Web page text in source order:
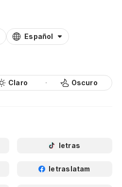
Español
Claro Oscuro
letras
letraslatam